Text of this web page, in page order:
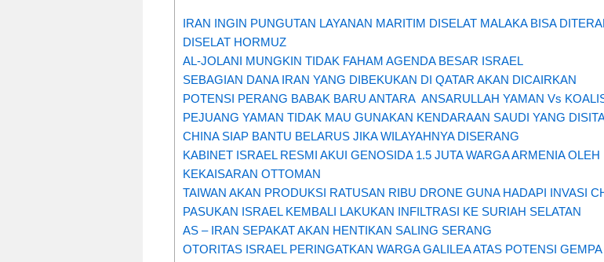
IRAN INGIN PUNGUTAN LAYANAN MARITIM DISELAT MALAKA BISA
DISELAT HORMUZ
AL-JOLANI MUNGKIN TIDAK FAHAM AGENDA BESAR ISRAEL
SEBAGIAN DANA IRAN YANG DIBEKUKAN DI QATAR AKAN DICAIRKAN
POTENSI PERANG BABAK BARU ANTARA ANSARULLAH YAMAN Vs
PEJUANG YAMAN TIDAK MAU GUNAKAN KENDARAAN SAUDI YANG
CHINA SIAP BANTU BELARUS JIKA WILAYAHNYA DISERANG
KABINET ISRAEL RESMI AKUI GENOSIDA 1.5 JUTA WARGA ARMENIA OLEH
KEKAISARAN OTTOMAN
TAIWAN AKAN PRODUKSI RATUSAN RIBU DRONE GUNA HADAPI INVASI
PASUKAN ISRAEL KEMBALI LAKUKAN INFILTRASI KE SURIAH SELATAN
AS – IRAN SEPAKAT AKAN HENTIKAN SALING SERANG
OTORITAS ISRAEL PERINGATKAN WARGA GALILEA ATAS POTENSI